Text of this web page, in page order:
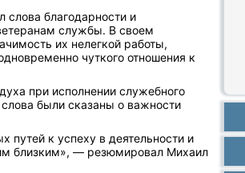
слова благодарности и
службы. В своем
их нелегкой работы,
чуткого отношения к
при исполнении служебного
были сказаны о важности
к успеху в деятельности и
близким», — резюмировал Михаил